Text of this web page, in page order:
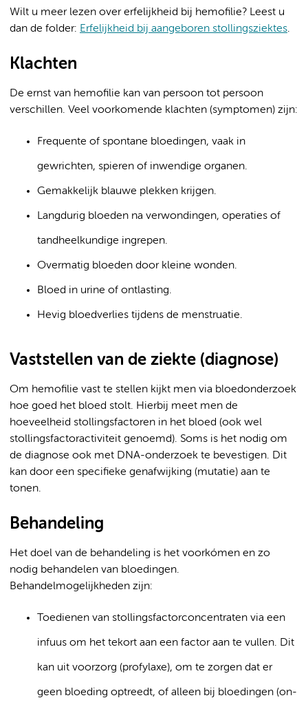
Wilt u meer lezen over erfelijkheid bij hemofilie? Leest u
dan de folder: Erfelijkheid bij aangeboren stollingsziektes.
Klachten
De ernst van hemofilie kan van persoon tot persoon
verschillen. Veel voorkomende klachten (symptomen) zijn:
Frequente of spontane bloedingen, vaak in
gewrichten, spieren of inwendige organen.
Gemakkelijk blauwe plekken krijgen.
Langdurig bloeden na verwondingen, operaties of
tandheelkundige ingrepen.
Overmatig bloeden door kleine wonden.
Bloed in urine of ontlasting.
Hevig bloedverlies tijdens de menstruatie.
Vaststellen van de ziekte (diagnose)
Om hemofilie vast te stellen kijkt men via bloedonderzoek
hoe goed het bloed stolt. Hierbij meet men de
hoeveelheid stollingsfactoren in het bloed (ook wel
stollingsfactoractiviteit genoemd). Soms is het nodig om
de diagnose ook met DNA-onderzoek te bevestigen. Dit
kan door een specifieke genafwijking (mutatie) aan te
tonen.
Behandeling
Het doel van de behandeling is het voorkómen en zo
nodig behandelen van bloedingen.
Behandelmogelijkheden zijn:
Toedienen van stollingsfactorconcentraten via een
infuus om het tekort aan een factor aan te vullen. Dit
kan uit voorzorg (profylaxe), om te zorgen dat er
geen bloeding optreedt, of alleen bij bloedingen (on-